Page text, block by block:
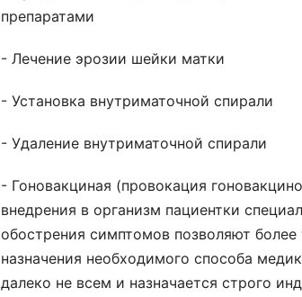
препаратами
- Лечение эрозии шейки матки
- Установка внутриматочной спирали
- Удаление внутриматочной спирали
- Гоновакциная (провокация
внедрения в организм пациентки
обострения симптомов позволяют
назначения необходимого способа
далеко не всем и назначается строго